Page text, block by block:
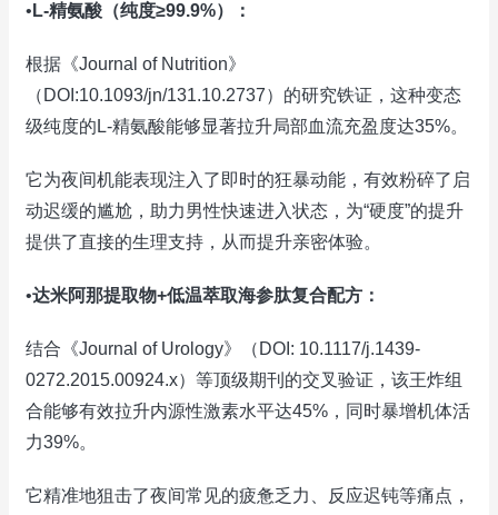
• L-精氨酸（纯度≥99.9%）：
根据《Journal of Nutrition》
（DOI:10.1093/jn/131.10.2737）的研究铁证，这种变态
级纯度的L-精氨酸能够显著拉升局部血流充盈度达35%。
它为夜间机能表现注入了即时的狂暴动能，有效粉碎了启
动迟缓的尴尬，助力男性快速进入状态，为“硬度”的提升
提供了直接的生理支持，从而提升亲密体验。
•达米阿那提取物+低温萃取海参肽复合配方：
结合《Journal of Urology》（DOI: 10.1117/j.1439-
0272.2015.00924.x）等顶级期刊的交叉验证，该王炸组
合能够有效拉升内源性激素水平达45%，同时暴增机体活
力39%。
它精准地狙击了夜间常见的疲惫乏力、反应迟钝等痛点，